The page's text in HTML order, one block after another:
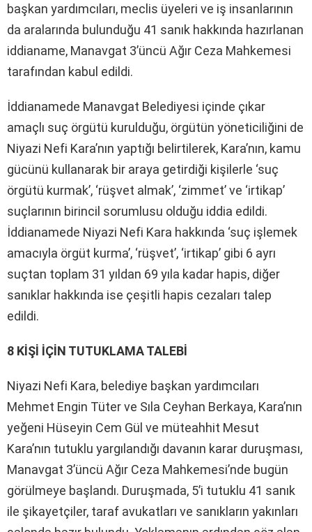
başkan yardımcıları, meclis üyeleri ve iş insanlarının
da aralarında bulunduğu 41 sanık hakkında hazırlanan
iddianame, Manavgat 3’üncü Ağır Ceza Mahkemesi
tarafından kabul edildi.
İddianamede Manavgat Belediyesi içinde çıkar
amaçlı suç örgütü kurulduğu, örgütün yöneticiliğini de
Niyazi Nefi Kara’nın yaptığı belirtilerek, Kara’nın, kamu
gücünü kullanarak bir araya getirdiği kişilerle ‘suç
örgütü kurmak’, ‘rüşvet almak’, ‘zimmet’ ve ‘irtikap’
suçlarının birincil sorumlusu olduğu iddia edildi.
İddianamede Niyazi Nefi Kara hakkında ‘suç işlemek
amacıyla örgüt kurma’, ‘rüşvet’, ‘irtikap’ gibi 6 ayrı
suçtan toplam 31 yıldan 69 yıla kadar hapis, diğer
sanıklar hakkında ise çeşitli hapis cezaları talep
edildi.
8 KİŞİ İÇİN TUTUKLAMA TALEBİ
Niyazi Nefi Kara, belediye başkan yardımcıları
Mehmet Engin Tüter ve Sıla Ceyhan Berkaya, Kara’nın
yeğeni Hüseyin Cem Gül ve müteahhit Mesut
Kara’nın tutuklu yargılandığı davanın karar duruşması,
Manavgat 3’üncü Ağır Ceza Mahkemesi’nde bugün
görülmeye başlandı. Duruşmada, 5’i tutuklu 41 sanık
ile şikayetçiler, taraf avukatları ve sanıkların yakınları